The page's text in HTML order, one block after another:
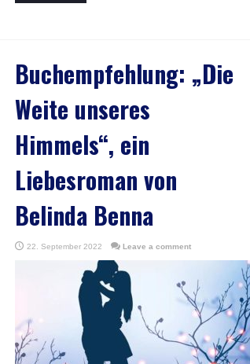
Buchempfehlung: „Die
Weite unseres
Himmels“, ein
Liebesroman von
Belinda Benna
22. September 2022 Leave a comment